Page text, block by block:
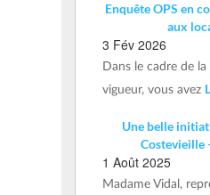
Enquête OPS en
aux
3 Fév 2026
Dans le cadre de
vigueur, vous avez
Une belle
Costevieille
1 Août 2025
Madame Vidal,